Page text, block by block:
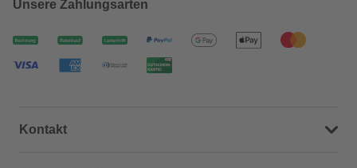
Unsere Zahlungsarten
Kontakt